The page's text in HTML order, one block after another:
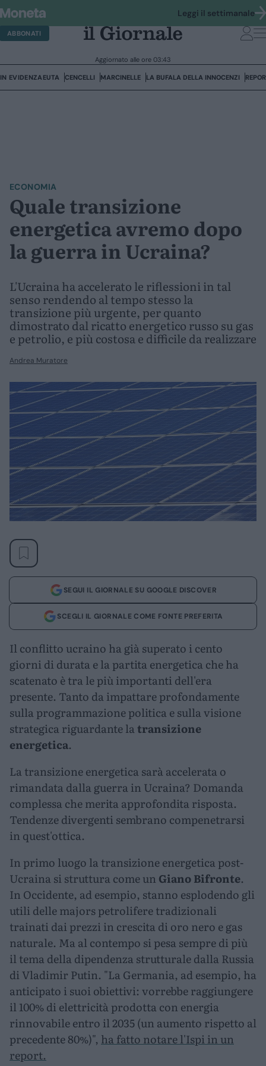
Leggi il settimanale
ABBONATI
Aggiornato alle ore 03:43
IN EVIDENZACEUTA CENCELLI MARCINELLE LA BUFALA DELLA INNOCENZI
ECONOMIA
Quale transizione
energetica avremo dopo
la guerra in Ucraina?
L'Ucraina ha accelerato le riflessioni in tal
senso rendendo al tempo stesso la
transizione più urgente, per quanto
dimostrato dal ricatto energetico russo su gas
e petrolio, e più costosa e difficile da realizzare
Andrea Muratore
SEGUI IL GIORNALE SU GOOGLE DISCOVER
SCEGLI IL GIORNALE COME FONTE PREFERITA
Il conflitto ucraino ha già superato i cento
giorni di durata e la partita energetica che ha
scatenato è tra le più importanti dell'era
presente. Tanto da impattare profondamente
sulla programmazione politica e sulla visione
strategica riguardante latransizione
energetica.
La transizione energetica sarà accelerata o
rimandata dalla guerra in Ucraina? Domanda
complessa che merita approfondita risposta.
Tendenze divergenti sembrano compenetrarsi
in quest'ottica.
In primo luogo la transizione energetica post-
Ucraina si struttura come un Giano Bifronte.
In Occidente, ad esempio, stanno esplodendo gli
utili delle majors petrolifere tradizionali
trainati dai prezzi in crescita di oro nero e gas
naturale. Ma al contempo si pesa sempre di più
il tema della dipendenza strutturale dalla Russia
di Vladimir Putin. "La Germania, ad esempio, ha
anticipato i suoi obiettivi: vorrebbe raggiungere
il 100% di elettricità prodotta con energia
rinnovabile entro il 2035 (un aumento rispetto al
precedente 80%)", ha fatto notare l'Ispi in un
report.